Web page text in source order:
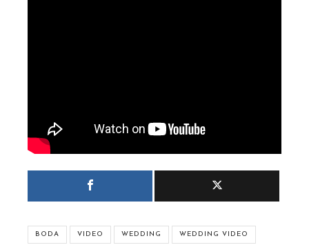
BODA VIDEO WEDDING WEDDING VIDEO